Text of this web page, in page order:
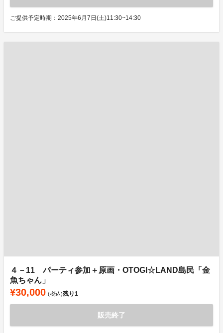
ご提供予定時期：2025年6月7日(土)11:30~14:30
４－11 パーティ参加＋原画・OTOGI☆LAND島民「金
魚ちゃん」
¥30,000 (税込)残り1
販売終了